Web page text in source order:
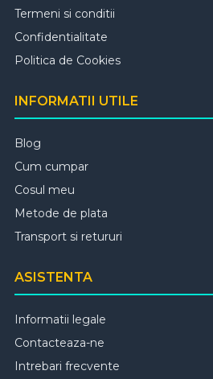
Termeni si conditii
Confidentialitate
Politica de Cookies
INFORMATII UTILE
Blog
Cum cumpar
Cosul meu
Metode de plata
Transport si retururi
ASISTENTA
Informatii legale
Contacteaza-ne
Intrebari frecvente